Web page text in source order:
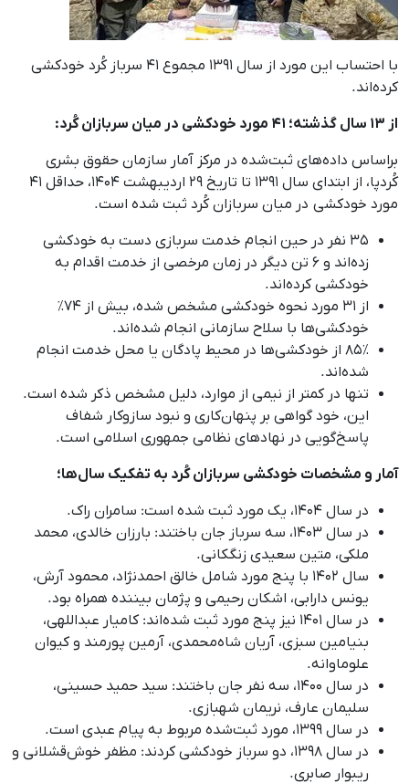
با احتساب این مورد از سال ۱۳۹۱ مجموع ۴۱ سرباز کُرد خودکشی
کرده‌اند.
از ۱۳ سال گذشته؛ ۴۱ مورد خودکشی در میان سربازان کُرد:
براساس داده‌های ثبت‌شده در مرکز آمار سازمان حقوق بشری
کُردپا، از ابتدای سال ۱۳۹۱ تا تاریخ ۲۹ اردیبهشت ۱۴۰۴، حداقل ۴۱
مورد خودکشی در میان سربازان کُرد ثبت شده است.
۳۵ نفر در حین انجام خدمت سربازی دست به خودکشی
زده‌اند و ۶ تن دیگر در زمان مرخصی از خدمت اقدام به
خودکشی کرده‌اند.
از ۳۱ مورد نحوه خودکشی مشخص شده، بیش از ۷۴٪
خودکشی‌ها با سلاح سازمانی انجام شده‌اند.
۸۵٪ از خودکشی‌ها در محیط پادگان یا محل خدمت انجام
شده‌اند.
تنها در کمتر از نیمی از موارد، دلیل مشخص ذکر شده است.
این، خود گواهی بر پنهان‌کاری و نبود سازوکار شفاف
پاسخ‌گویی در نهادهای نظامی جمهوری اسلامی است.
آمار و مشخصات خودکشی سربازان کُرد به تفکیک سال‌ها؛
در سال ۱۴۰۴، یک مورد ثبت شده است: سامران راک.
در سال ۱۴۰۳، سه سرباز جان باختند: بارزان خالدی، محمد
ملکی، متین سعیدی زنگکانی.
سال ۱۴۰۲ با پنج مورد شامل خالق احمدنژاد، محمود آرش،
یونس دارابی، اشکان رحیمی و پژمان بیننده همراه بود.
در سال ۱۴۰۱ نیز پنج مورد ثبت شده‌اند: کامیار عبداللهی،
بنیامین سبزی، آریان شاه‌محمدی، آرمین پورمند و کیوان
علوماوانه.
در سال ۱۴۰۰، سه نفر جان باختند: سید حمید حسینی،
سلیمان عارف، نریمان شهبازی.
در سال ۱۳۹۹، مورد ثبت‌شده مربوط به پیام عبدی است.
در سال ۱۳۹۸، دو سرباز خودکشی کردند: مظفر خوش‌قشلانی و
ریبوار صابری.